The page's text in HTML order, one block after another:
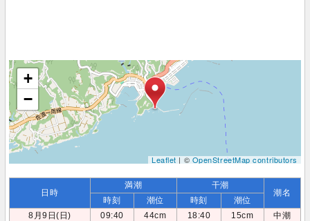
+
−
Leaflet| ©OpenStreetMap contributors
日時
満潮 干潮
潮名
時刻 潮位 時刻
潮位
8月9日(日)
09:40 44cm 18:40 15cm
中潮